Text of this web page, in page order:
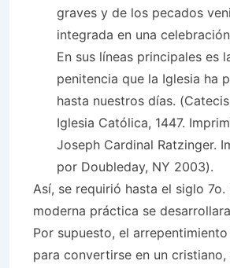
graves y de los pecados
integrada en una
En sus líneas principales es
penitencia que la Iglesia ha
hasta nuestros días.
Iglesia Católica, 1447.
Joseph Cardinal Ratzinger.
por Doubleday, NY 2003).
Así, se requirió hasta el siglo 7o.
moderna práctica se
Por supuesto, el
para convertirse en un cristiano,